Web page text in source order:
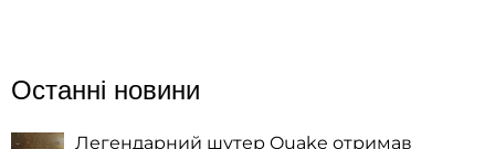
Останні новини
Легендарний шутер Quake отримав